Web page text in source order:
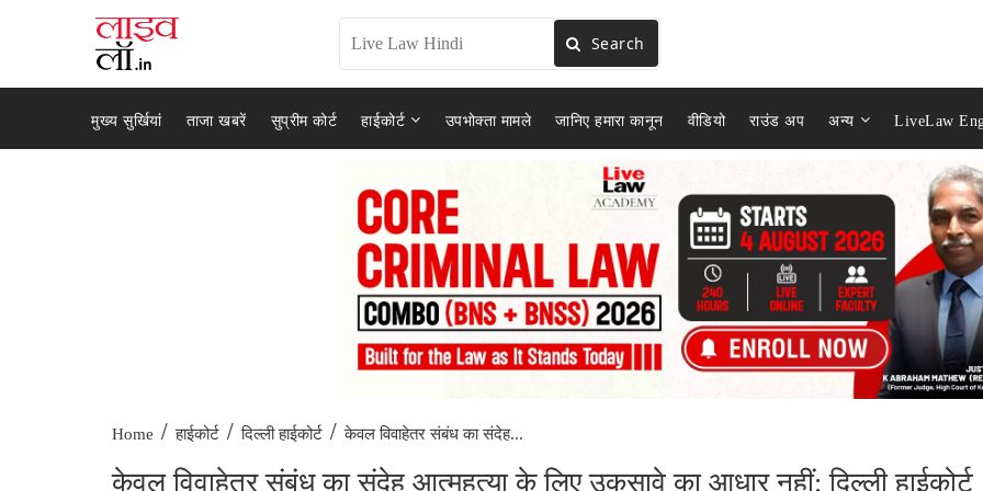
Search
मुख्य सुर्खियां ताजा खबरें सुप्रीम कोर्ट हाईकोर्ट उपभोक्ता मामले जानिए हमारा कानून वीडियो राउंड अप अन्य LiveLaw
Home / हाईकोर्ट / दिल्ली हाईकोर्ट / केवल विवाहेतर संबंध का संदेह...
केवल विवाहेतर संबंध का संदेह आत्महत्या के लिए उकसावे का आधार नहीं: दिल्ली हाईकोर्ट